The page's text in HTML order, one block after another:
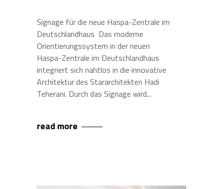
Signage für die neue Haspa-Zentrale im
Deutschlandhaus Das moderne
Orientierungssystem in der neuen
Haspa-Zentrale im Deutschlandhaus
integriert sich nahtlos in die innovative
Architektur des Stararchitekten Hadi
Teherani. Durch das Signage wird
read more